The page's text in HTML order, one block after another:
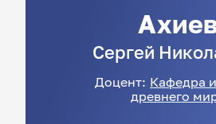
Сергей
Доцент: Кафедра
древнего